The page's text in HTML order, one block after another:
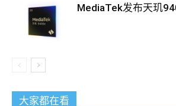
MediaTek发布天玑
大家都在看